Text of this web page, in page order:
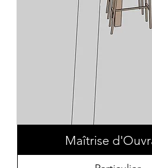
Maîtrise